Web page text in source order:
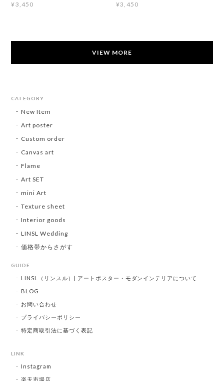
¥3,450
¥3,450
VIEW MORE
CATEGORY
New Item
Art poster
Custom order
Canvas art
Flame
Art SET
mini Art
Texture sheet
Interior goods
LINSL Wedding
価格帯からさがす
GUIDE
LINSL（リンスル）| アートポスター・モダンインテリアについて
BLOG
お問い合わせ
プライバシーポリシー
特定商取引法に基づく表記
LINK
Instagram
楽天市場店